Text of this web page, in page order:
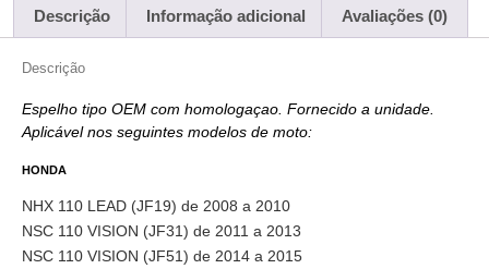
Descrição Informação adicional Avaliações (0)
Descrição
Espelho tipo OEM com homologaçao. Fornecido a unidade.
Aplicável nos seguintes modelos de moto:
HONDA
NHX 110 LEAD (JF19) de 2008 a 2010
NSC 110 VISION (JF31) de 2011 a 2013
NSC 110 VISION (JF51) de 2014 a 2015